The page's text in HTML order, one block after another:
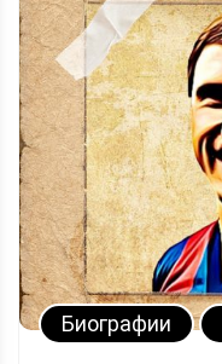
Биографии